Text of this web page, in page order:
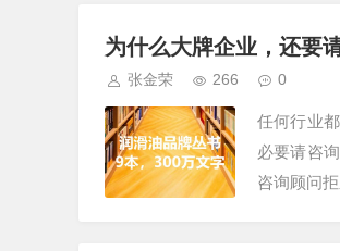
为什么大牌企业，还要
张金荣 266 0
任何行业
必要请咨
咨询顾问